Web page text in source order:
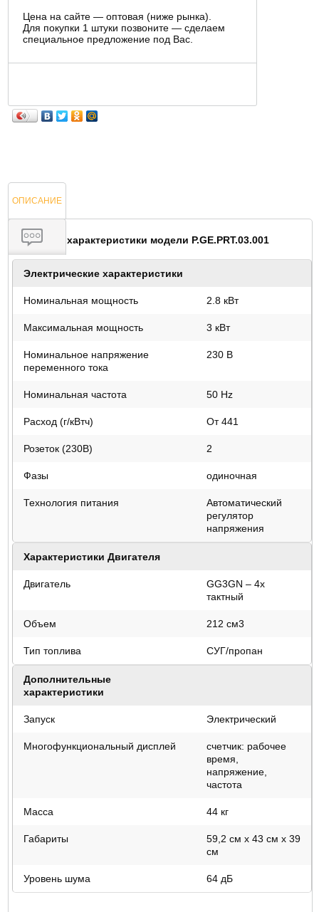
Цена на сайте — оптовая (ниже рынка).
Для покупки 1 штуки позвоните — сделаем
специальное предложение под Вас.
ОПИСАНИЕ
ОТЗЫВЫ
Основные характеристики модели P.GE.PRT.03.001
Электрические характеристики
Номинальная мощность 2.8 кВт
Максимальная мощность 3 кВт
Номинальное напряжение
переменного тока
230 В
Номинальная частота 50 Hz
Расход (г/кВтч) От 441
Розеток (230В) 2
Фазы одиночная
Технология питания
Автоматический
регулятор
напряжения
Характеристики Двигателя
Двигатель
GG3GN – 4х
тактный
Объем 212 см3
Тип топлива СУГ/пропан
Дополнительные
характеристики
Запуск Электрический
Многофункциональный дисплей
счетчик: рабочее
время,
напряжение,
частота
Масса 44 кг
Габариты
59,2 см x 43 см x 39
см
Уровень шума 64 дБ